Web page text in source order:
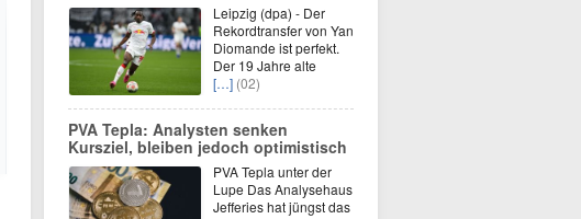
Leipzig (dpa) - Der
Rekordtransfer von Yan
Diomande ist perfekt.
Der 19 Jahre alte
[…] (02)
PVA Tepla: Analysten senken
Kursziel, bleiben jedoch optimistisch
PVA Tepla unter der
Lupe Das Analysehaus
Jefferies hat jüngst das